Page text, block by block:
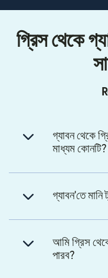
গ্রিস থেকে
গ্যাবন থেকে
মাধ্যম কোনটি?
গ্যাবন'তে
আমি গ্রিস
পারব?